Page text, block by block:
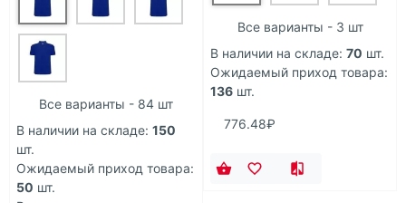
Все варианты - 84 шт
В наличии на складе: 150
шт.
Ожидаемый приход товара:
50 шт.
Все варианты - 3 шт
В наличии на складе: 70 шт.
Ожидаемый приход товара:
136 шт.
776.48₽